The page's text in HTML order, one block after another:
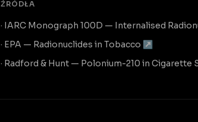
ŹRÓDŁA
· IARC Monograph 100D — Internalised
· EPA — Radionuclides in Tobacco ↗
· Radford & Hunt — Polonium-210 in Cigarette